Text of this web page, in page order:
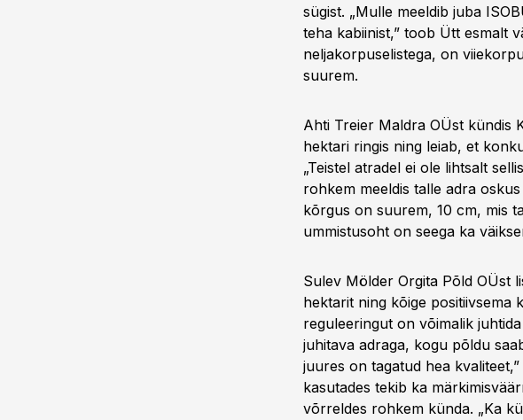
sügist. „Mulle meeldib juba
teha kabiinist,” toob Ütt esmalt
neljakorpuselistega, on
suurem.
Ahti Treier Maldra OÜst kündis
hektari ringis ning leiab, et
„Teistel atradel ei ole lihtsalt
rohkem meeldis talle adra
kõrgus on suurem, 10 cm, mis
ummistusoht on seega ka
Sulev Mölder Orgita Põld OÜst
hektarit ning kõige positiivsema
reguleeringut on võimalik
juhitava adraga, kogu põldu
juures on tagatud hea
kasutades tekib ka
võrreldes rohkem künda. „Ka